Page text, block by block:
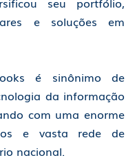
e soluções em
é sinônimo de
da informação
com uma enorme
e vasta rede de
nacional.